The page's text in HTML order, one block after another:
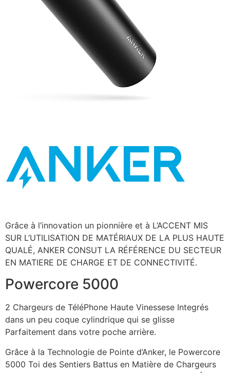
Grâce à l’innovation un pionnière et à L’ACCENT MIS
SUR L’UTILISATION DE MATÉRIAUX DE LA PLUS HAUTE
QUALÉ, ANKER CONSUT LA RÉFÉRENCE DU SECTEUR
EN MATIERE DE CHARGE ET DE CONNECTIVITÉ.
Powercore 5000
2 Chargeurs de TéléPhone Haute Vinessese Integrés
dans un peu coque cylindrique qui se glisse
Parfaitement dans votre poche arrière.
Grâce à la Technologie de Pointe d’Anker, le Powercore
5000 Toi des Sentiers Battus en Matière de Chargeurs